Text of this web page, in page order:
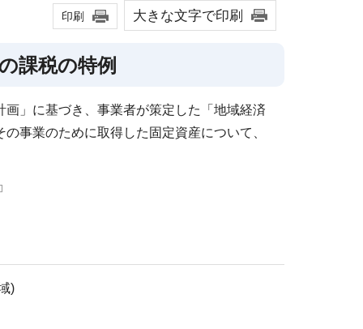
印刷 大きな文字で印刷
課税の特例
」に基づき、事業者が策定した「地域経済
事業のために取得した固定資産について、
)